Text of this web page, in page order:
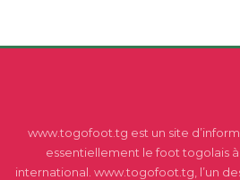
www.togofoot.tg est un site
essentiellement le foot togolais
international. www.togofoot.tg, l’un